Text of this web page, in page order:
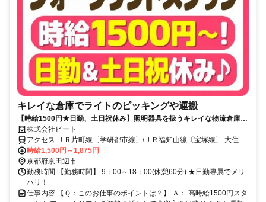
キレイな倉庫でライトのピッキングや運搬
【時給1500円★日勤、土日祝休み】照明器具を扱うキレイな物流倉庫★
空調完備！長期で安定◎
株式会社ビート
アクセス ＪＲ片町線〔学研都市線〕/ＪＲ福知山線〔宝塚線〕 大住東
口徒歩約25分 松井山手駅から無料直通バスあり(約15分)／公共交通
機関・自転車OK（駐輪場あり)
時給1,500円～1,875円
京都府京田辺市
勤務時間 【勤務時間】 9：00～18：00(休憩60分) ★日勤専属でメリ
ハリ！
仕事内容 【Ｑ：このお仕事のポイントは？】 Ａ： 高時給1500円スタ